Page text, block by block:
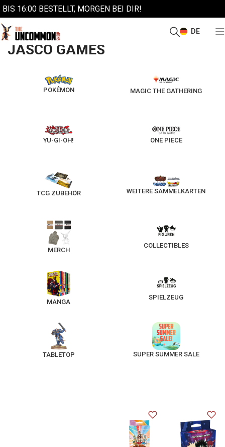
BIS 16:00 BESTELLT, MORGEN BEI DIR!
DE
Start/Jasco Games
JASCO GAMES
POKÉMON MAGIC THE GATHERING
YU-GI-OH! ONE PIECE
TCG ZUBEHÖR WEITERE SAMMELKARTEN
MERCH
COLLECTIBLES
MANGA
SPIELZEUG
TABLETOP SUPER SUMMER SALE